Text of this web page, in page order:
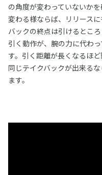
の角度が変わっていないか
変わる様ならば、リリース
バックの終点は引けるとこ
引く動作が、腕の力に代わ
す。引く距離が長くなるほ
同じテイクバックが出来る
ます。